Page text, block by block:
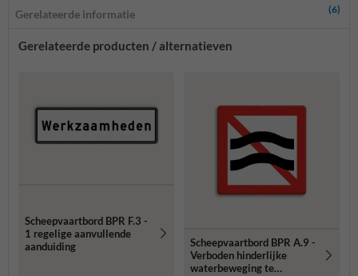
Gerelateerde informatie (6)
Gerelateerde producten / alternatieven
Scheepvaartbord BPR F.3 -
1 regelige aanvullende
aanduiding
Scheepvaartbord BPR A.9 -
Verboden hinderlijke
waterbeweging te